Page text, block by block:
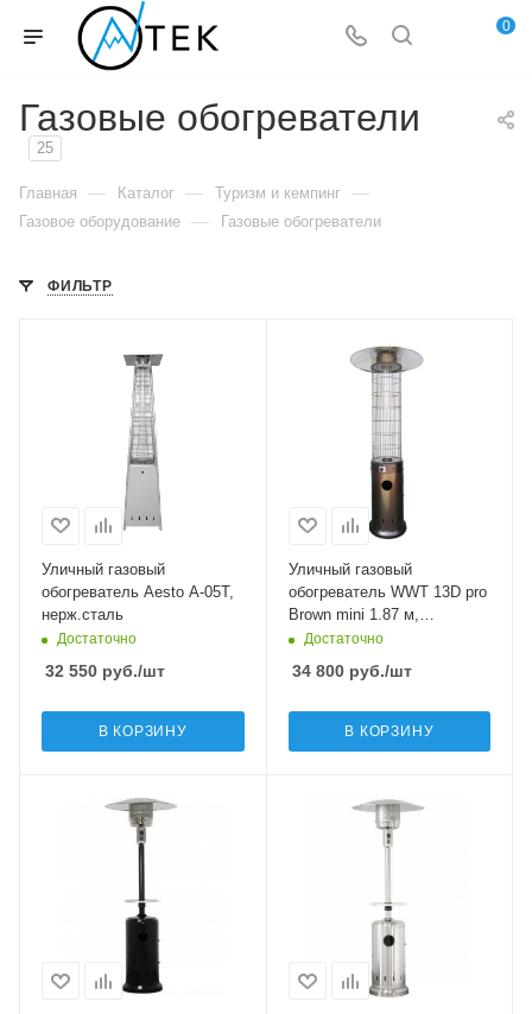
0
Газовые обогреватели
25
Главная — Каталог — Туризм и кемпинг —
Газовое оборудование — Газовые обогреватели
ФИЛЬТР
Уличный газовый
обогреватель Aesto A-05Т,
нерж.сталь
Достаточно
32 550 руб./шт
В КОРЗИНУ
Уличный газовый
обогреватель WWT 13D pro
Brown mini 1.87 м,
коричневый мини
Достаточно
34 800руб./шт
В КОРЗИНУ